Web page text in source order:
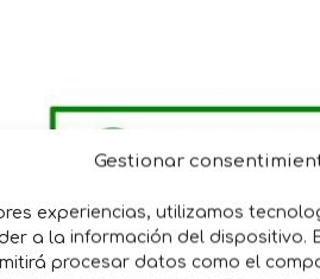
Gestionar
experiencias, utilizamos
a la información del dispositivo.
procesar datos como el